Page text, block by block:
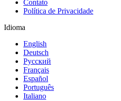
Contato
Política de Privacidade
Idioma
English
Deutsch
Русский
Français
Español
Português
Italiano